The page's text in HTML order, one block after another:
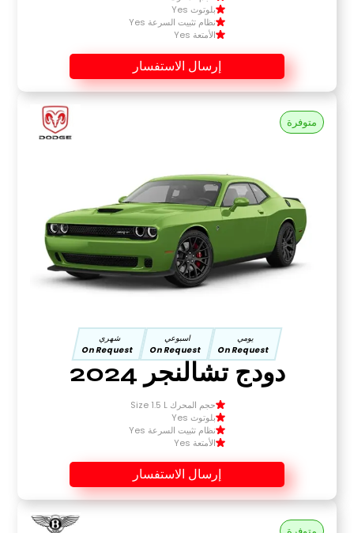
بلوتوث Yes
نظام تثبيت السرعة Yes
الأمتعة Yes
إرسال الاستفسار
متوفرة
يومي
On Request
اسبوعي
On Request
شهري
On Request
دودج تشالنجر 2024
حجم المحرك Size 1.5 L
بلوتوث Yes
نظام تثبيت السرعة Yes
الأمتعة Yes
إرسال الاستفسار